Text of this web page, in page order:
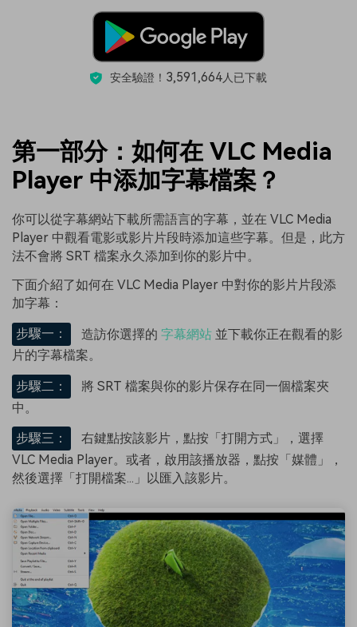
安全驗證！ 3,591,664人已下載
第一部分：如何在 VLC Media
Player 中添加字幕檔案？
你可以從字幕網站下載所需語言的字幕，並在 VLC Media
Player 中觀看電影或影片片段時添加這些字幕。但是，此方
法不會將 SRT 檔案永久添加到你的影片中。
下面介紹了如何在 VLC Media Player 中對你的影片片段添
加字幕：
步驟一： 造訪你選擇的字幕網站 並下載你正在觀看的影
片的字幕檔案。
步驟二：
將 SRT 檔案與你的影片保存在同一個檔案夾
中。
步驟三：
右鍵點按該影片，點按「打開方式」，選擇
VLC Media Player。或者，啟用該播放器，點按「媒體」，
然後選擇「打開檔案...」以匯入該影片。